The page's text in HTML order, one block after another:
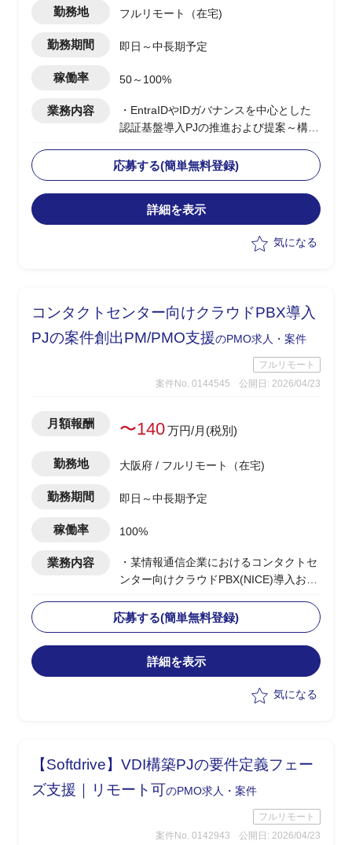
勤務地 フルリモート（在宅)
勤務期間 即日～中長期予定
稼働率 50～100%
業務内容
・EntraIDやIDガバナンスを中心とした
認証基盤導入PJの推進および提案～構築
・BtoEおよびサプライチェーン向け認証
基盤の設計/統合方針策定
・エンドユーザー社内向けシステムを含
む認証/認可方式の検討
応募する(簡単無料登録)
詳細を表示
気になる
コンタクトセンター向けクラウドPBX導入
PJの案件創出PM/PMO支援のPMO求人・案件
フルリモート
案件No. 0144545
公開日: 2026/04/23
月額報酬 〜140万円/月(税別)
勤務地 大阪府 / フルリモート（在宅)
勤務期間 即日～中長期予定
稼働率 100%
業務内容
・某情報通信企業におけるコンタクトセ
ンター向けクラウドPBX(NICE)導入およ
・コンタクトセンター基盤導入の上流提
案から実装までの推進
・顧客への提案活動を通じた案件創出お
よび案件獲得のリード
理を行いながらPJ推進を実施
応募する(簡単無料登録)
詳細を表示
気になる
【Softdrive】VDI構築PJの要件定義フェー
ズ支援｜リモート可のPMO求人・案件
フルリモート
案件No. 0142943
公開日: 2026/04/23